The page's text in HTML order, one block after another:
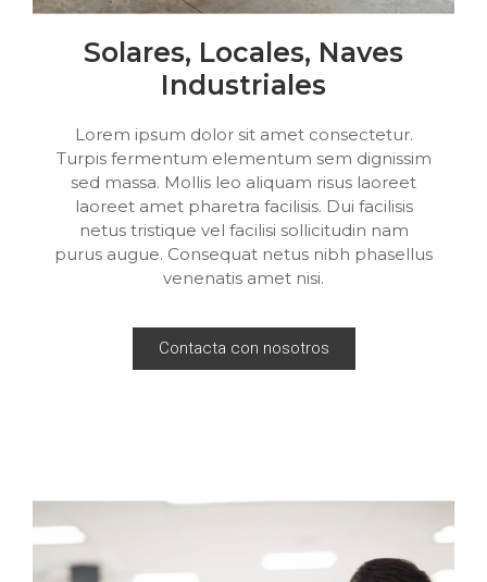
Solares, Locales, Naves
Industriales
Lorem ipsum dolor sit amet consectetur.
Turpis fermentum elementum sem dignissim
sed massa. Mollis leo aliquam risus laoreet
laoreet amet pharetra facilisis. Dui facilisis
netus tristique vel facilisi sollicitudin nam
purus augue. Consequat netus nibh phasellus
venenatis amet nisi.
Contacta con nosotros